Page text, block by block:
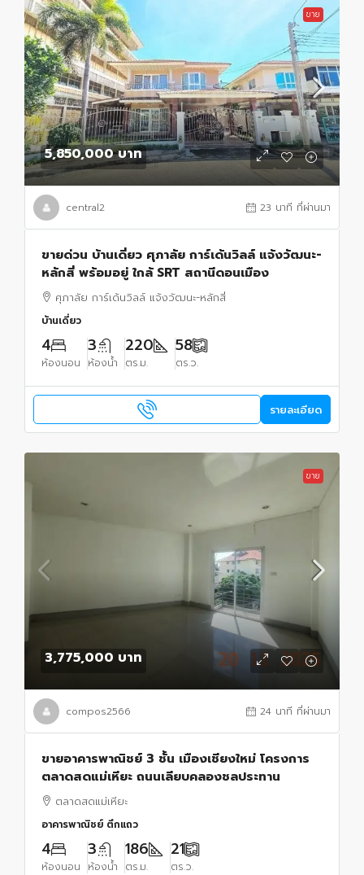
ขาย
5,850,000 บาท
central2 23 นาที ที่ผ่านมา
ขายด่วน บ้านเดี่ยว ศุภาลัย การ์เด้นวิลล์ แจ้งวัฒนะ-
หลักสี่ พร้อมอยู่ ใกล้ SRT สถานีดอนเมือง
ศุภาลัย การ์เด้นวิลล์ แจ้งวัฒนะ-หลักสี่
บ้านเดี่ยว
4
ห้องนอน
3
ห้องน้ำ
220
ตร.ม.
58
ตร.ว.
รายละเอียด
ขาย
3,775,000 บาท
compos2566 24 นาที ที่ผ่านมา
ขายอาคารพาณิชย์ 3 ชั้น เมืองเชียงใหม่ โครงการ
ตลาดสดแม่เหียะ ถนนเลียบคลองชลประทาน
ตลาดสดแม่เหียะ
อาคารพาณิชย์ ตึกแถว
4
ห้องนอน
3
ห้องน้ำ
186
ตร.ม.
21
ตร.ว.